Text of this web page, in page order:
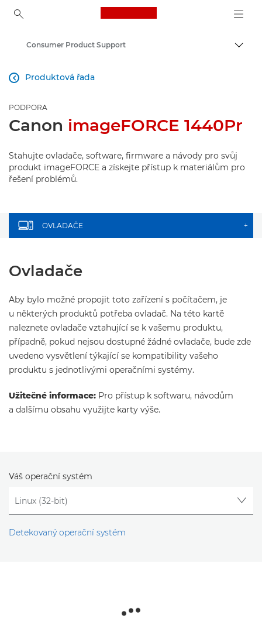
Canon Logo, back to
Consumer Product Support
Produktová řada

PODPORA
Canon imageFORCE 1440Pr
Stahujte ovladače, software, firmware a návody pro svůj
produkt imageFORCE a získejte přístup k materiálům pro
řešení problémů.
OVLADAČE +
Ovladače
Aby bylo možné propojit toto zařízení s počítačem, je
u některých produktů potřeba ovladač. Na této kartě
naleznete ovladače vztahující se k vašemu produktu,
případně, pokud nejsou dostupné žádné ovladače, bude zde
uvedeno vysvětlení týkající se kompatibility vašeho
produktu s jednotlivými operačními systémy.
Užitečné informace: Pro přístup k softwaru, návodům
a dalšímu obsahu využijte karty výše.
Váš operační systém
Detekovaný operační systém